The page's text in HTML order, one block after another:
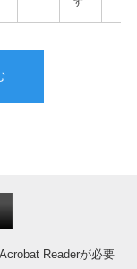
Readerが必要